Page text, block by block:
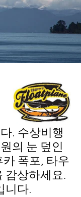
. 수상비행
의 눈 덮인
폭포, 타우
감상하세요.
니다.